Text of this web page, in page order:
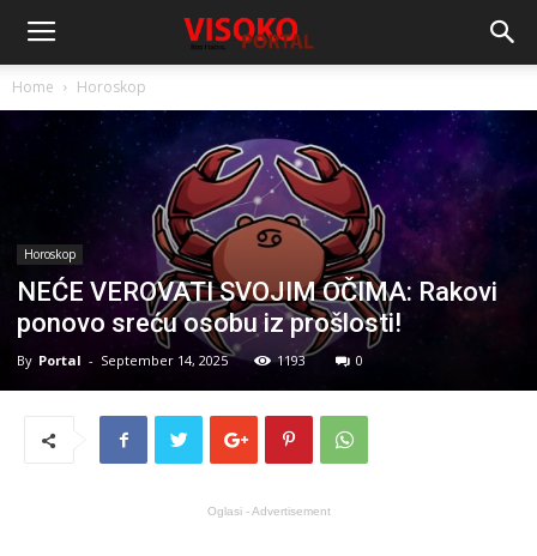
Home Horoskop
Horoskop
NEĆE VEROVATI SVOJIM OČIMA: Rakovi
ponovo sreću osobu iz prošlosti!
By Portal - September 14, 2025 1193 0
Oglasi - Advertisement